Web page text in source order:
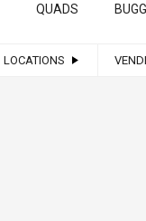
QUADS
LOCATIONS